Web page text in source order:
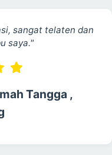
sangat telaten dan
saya."
Tangga ,